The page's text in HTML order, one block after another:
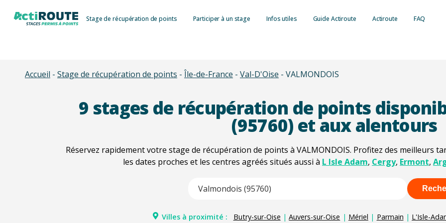
Stage de récupération de points Participer à un stage Infos utiles
Récupération
Suspension du
Invalidation du
Retrait du
Lettre 48SI :
Autres types
Tout savoir sur
Barème des
Contraventions
Délits routiers :
Payer une
Formation
Formation
Formation éco-
Administrative
Guide Actiroute Actiroute FAQ
Accueil - Stage de récupération de points - Île-de-France - Val-D'Oise - VALMONDOIS
9 stages de récupération de points
(95760) et aux alentours
Réservez rapidement votre stage de récupération de points à VALMONDOIS. Profitez des meilleurs
les dates proches et les centres agréés situés aussi à L Isle Adam, Cergy, Ermont,
Villes à proximité : Butry-sur-Oise | Auvers-sur-Oise | Mériel | Parmain | L'Isle-